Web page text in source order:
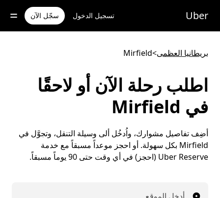
للوصول
المحتوى
Uber تسجيل الدخول سجّل الآن
بريطانيا العظمى>
Mirfield
اطلب رحلة الآن أو لاحقًا
في Mirfield
أضِف تفاصيل مشوارك، واُدخُل ألى وسيلة التنقل، وتجوَّل في
Mirfield بكل سهولة. أو احجز موعداً مسبقاً مع خدمة
Uber Reserve (احجز) في أي وقت حتى 90 يوماً مسبقاً.